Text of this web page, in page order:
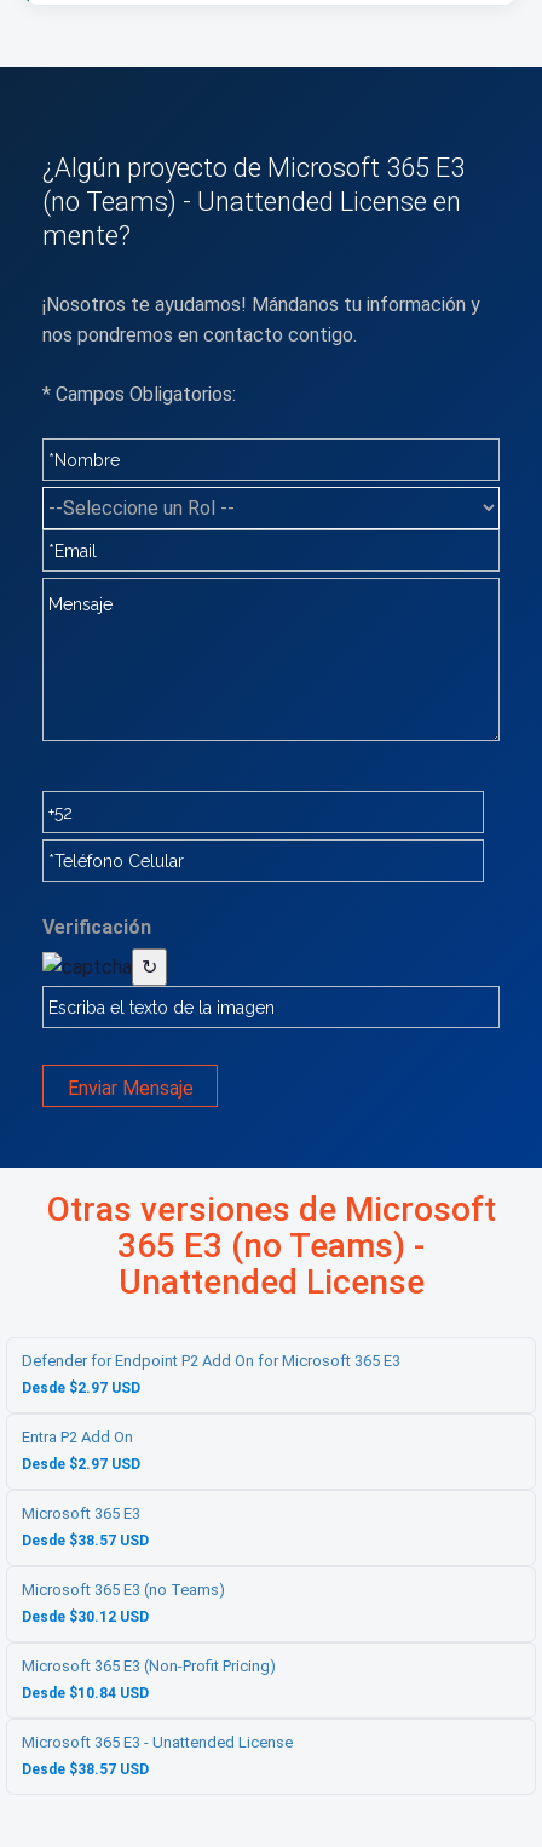
¿Algún proyecto de Microsoft 365 E3
(no Teams) - Unattended License en
mente?
¡Nosotros te ayudamos! Mándanos tu información y
nos pondremos en contacto contigo.
* Campos Obligatorios:
Verificación
↻
Enviar Mensaje
Otras versiones de Microsoft
365 E3 (no Teams) -
Unattended License
Defender for Endpoint P2 Add On for Microsoft 365 E3
Desde $2.97 USD
Entra P2 Add On
Desde $2.97 USD
Microsoft 365 E3
Desde $38.57 USD
Microsoft 365 E3 (no Teams)
Desde $30.12 USD
Microsoft 365 E3 (Non-Profit Pricing)
Desde $10.84 USD
Microsoft 365 E3 - Unattended License
Desde $38.57 USD